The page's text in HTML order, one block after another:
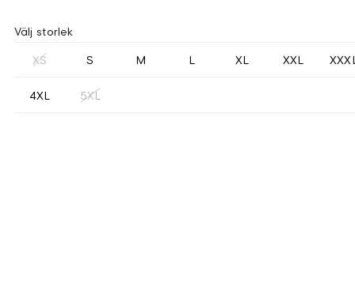
Välj storlek
XS S M L XL XXL
4XL 5XL